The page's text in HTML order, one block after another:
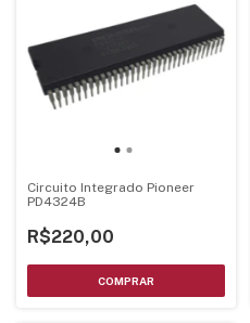
Circuito Integrado Pioneer
PD4324B
R$220,00